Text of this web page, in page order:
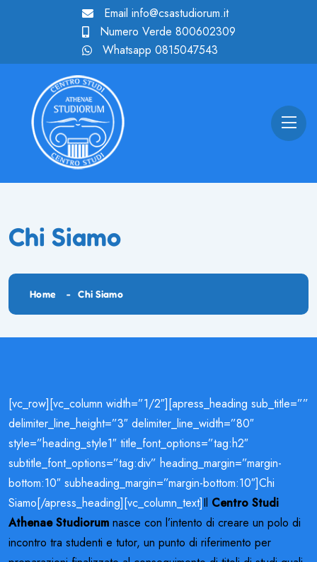
Email info@csastudiorum.it
Numero Verde 800602309
Whatsapp 0815047543
Chi Siamo
Home Chi Siamo
[vc_row][vc_column width=”1/2″][apress_heading sub_title=””
delimiter_line_height=”3″ delimiter_line_width=”80″
style=”heading_style1″ title_font_options=”tag:h2″
subtitle_font_options=”tag:div” heading_margin=”margin-
bottom:10″ subheading_margin=”margin-bottom:10″]Chi
Siamo[/apress_heading][vc_column_text]Il Centro Studi
Athenae Studiorum nasce con l’intento di creare un polo di
incontro tra studenti e tutor, un punto di riferimento per